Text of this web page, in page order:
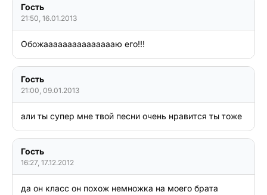
Гость
21:50, 16.01.2013
Обожаааааааааааааааю его!!!
Гость
21:00, 09.01.2013
али ты супер мне твой песни очень нравится ты тоже
Гость
16:27, 17.12.2012
да он класс он похож немножка на моего брата